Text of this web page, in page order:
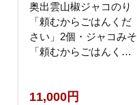
奥出雲山椒ジャコのり
「頼むからごはんくだ
さい」2個・ジャコみそ
「頼むからごはんくだ
県雲南市/いずも八山椒
11,000円